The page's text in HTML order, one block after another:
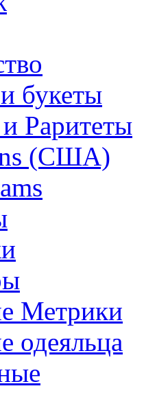
букеты
Раритеты
(США)
Метрики
одеяльца